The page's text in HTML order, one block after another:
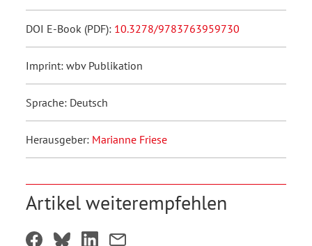
DOI E-Book (PDF): 10.3278/9783763959730
Imprint: wbv Publikation
Sprache: Deutsch
Herausgeber: Marianne Friese
Artikel weiterempfehlen